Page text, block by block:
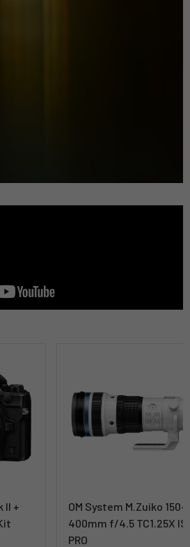
II +
OM System M.Zuiko 150-
400mm f/4.5 TC1.25X IS
PRO